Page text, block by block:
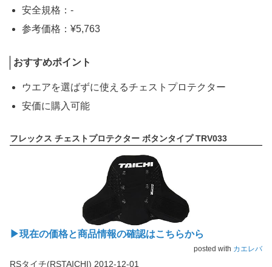
安全規格：-
参考価格：¥5,763
おすすめポイント
ウエアを選ばずに使えるチェストプロテクター
安価に購入可能
フレックス チェストプロテクター ボタンタイプ TRV033
▶現在の価格と商品情報の確認はこちらから
posted with カエレバ
RSタイチ(RSTAICHI) 2012-12-01